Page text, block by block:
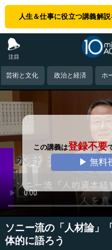
人生＆仕事に役立つ講義解説
注目
芸術と文化 政治と経済 ホ
この講義は登録不要
▶ 無料
ソニー流の「人材論」
体的に語ろう